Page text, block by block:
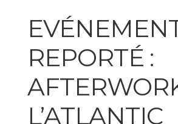
REPORTÉ :
L’ATLANTIC